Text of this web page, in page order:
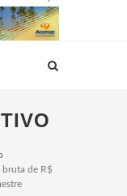
bruta de R$